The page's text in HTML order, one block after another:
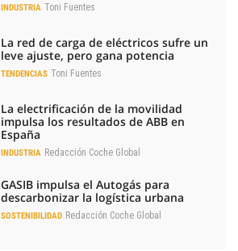
INDUSTRIA Toni Fuentes
La red de carga de eléctricos sufre un
leve ajuste, pero gana potencia
TENDENCIAS Toni Fuentes
La electrificación de la movilidad
impulsa los resultados de ABB en
España
INDUSTRIA Redacción Coche Global
GASIB impulsa el Autogás para
descarbonizar la logística urbana
SOSTENIBILIDAD Redacción Coche Global